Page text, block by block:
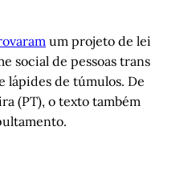
um projeto de lei
social de pessoas trans
lápides de túmulos. De
(PT), o texto também